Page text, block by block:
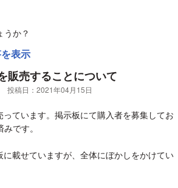
うか？
表示
販売することについて
投稿日： 2021年04月15日
っています。掲示板にて購入者を募集してお
です。
に載せていますが、全体にぼかしをかけてい
談全文の